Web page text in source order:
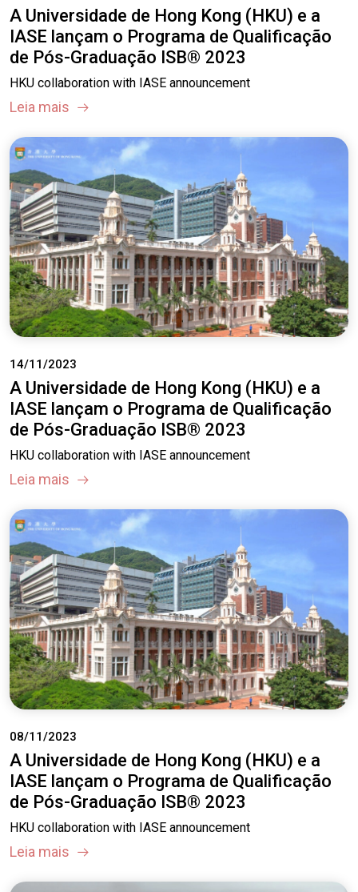
A Universidade de Hong Kong (HKU) e a
IASE lançam o Programa de Qualificação
de Pós-Graduação ISB® 2023
HKU collaboration with IASE announcement
Leia mais
14/11/2023
A Universidade de Hong Kong (HKU) e a
IASE lançam o Programa de Qualificação
de Pós-Graduação ISB® 2023
HKU collaboration with IASE announcement
Leia mais
08/11/2023
A Universidade de Hong Kong (HKU) e a
IASE lançam o Programa de Qualificação
de Pós-Graduação ISB® 2023
HKU collaboration with IASE announcement
Leia mais